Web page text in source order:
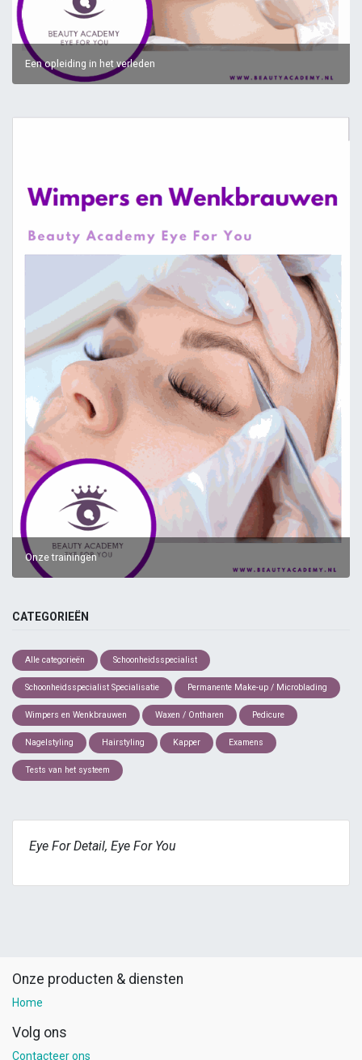
Een opleiding in het verleden
Onze trainingen
CATEGORIEËN
Alle categorieën Schoonheidsspecialist
Schoonheidsspecialist Specialisatie Permanente Make-up / Microblading
Wimpers en Wenkbrauwen Waxen / Ontharen Pedicure
Nagelstyling Hairstyling Kapper Examens
Tests van het systeem
Eye For Detail, Eye For You
Onze producten & diensten
Home
Volg ons
Contacteer ons